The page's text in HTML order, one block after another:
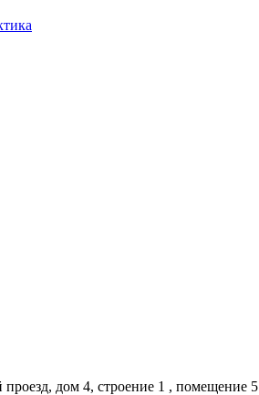
дом 4, строение 1 , помещение 5